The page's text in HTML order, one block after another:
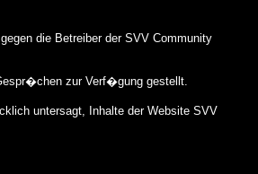
die Betreiber der SVV Community
zur Verf�gung gestellt.
untersagt, Inhalte der Website SVV